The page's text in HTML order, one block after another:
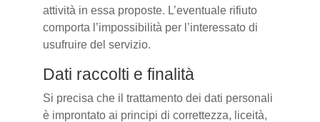
attività in essa proposte. L’eventuale rifiuto
comporta l’impossibilità per l’interessato di
usufruire del servizio.
Dati raccolti e finalità
Si precisa che il trattamento dei dati personali
è improntato ai principi di correttezza, liceità,